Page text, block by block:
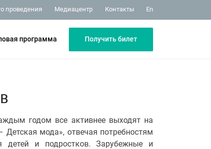
проведения Медиацентр Контакты En
программа Получить билет
годом все активнее выходят на
мода», отвечая потребностям
детей и подростков. Зарубежные и